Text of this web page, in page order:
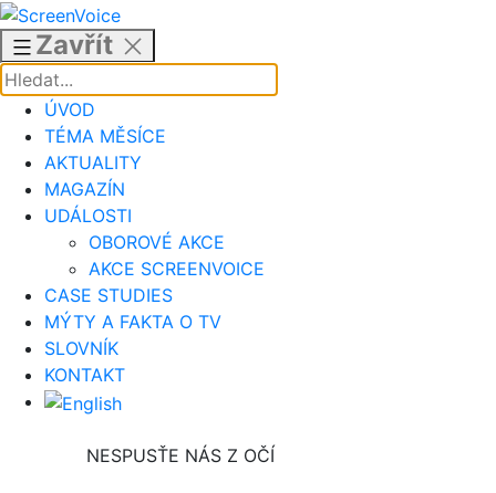
Přejít
obsahu
Zavřít
ÚVOD
TÉMA MĚSÍCE
AKTUALITY
MAGAZÍN
UDÁLOSTI
OBOROVÉ AKCE
AKCE SCREENVOICE
CASE STUDIES
MÝTY A FAKTA O TV
SLOVNÍK
KONTAKT
NESPUSŤE NÁS Z OČÍ